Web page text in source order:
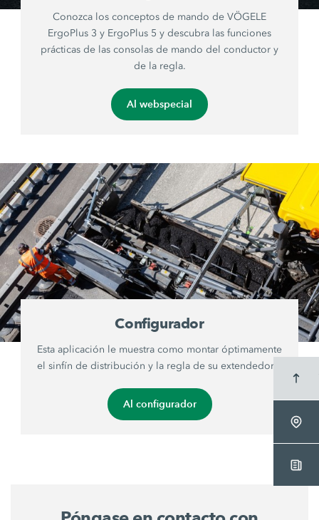
Conozca los conceptos de mando de VÖGELE
ErgoPlus 3 y ErgoPlus 5 y descubra las funciones
prácticas de las consolas de mando del conductor y
de la regla.
Al webspecial
Configurador
Esta aplicación le muestra como montar óptimamente
el sinfín de distribución y la regla de su extendedora.
Al configurador